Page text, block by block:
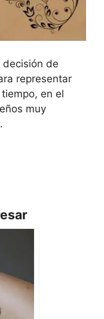
decisión de
representar
en el
muy
.